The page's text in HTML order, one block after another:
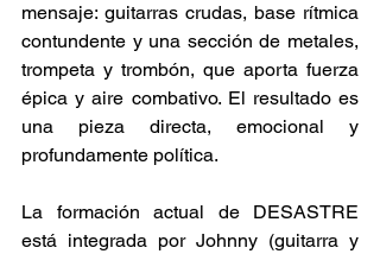
mensaje: guitarras crudas, base rítmica
contundente y una sección de metales,
trompeta y trombón, que aporta fuerza
épica y aire combativo. El resultado es
una pieza directa, emocional y
profundamente política.
La formación actual de DESASTRE
está integrada por Johnny (guitarra y